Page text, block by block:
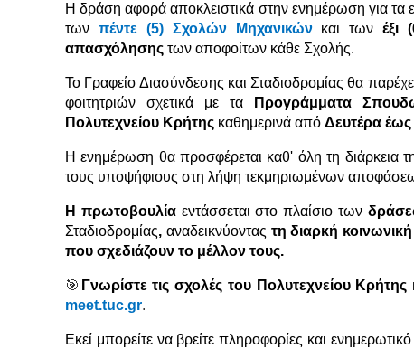
Η δράση αφορά αποκλειστικά στην ενημέρωση για τα
των πέντε (5) Σχολών Μηχανικώνκαι τωνέξι
απασχόλησης των αποφοίτων κάθε Σχολής.
Το Γραφείο Διασύνδεσης και Σταδιοδρομίας θα
φοιτητριών σχετικά με τα
Προγράμματα
Πολυτεχνείου Κρήτης καθημερινά από Δευτέρα
Η ενημέρωση θα προσφέρεται καθ' όλη τη διάρκεια
τους υποψήφιους στη λήψη τεκμηριωμένων
Η πρωτοβουλία εντάσσεται στο πλαίσιο των
Σταδιοδρομίας, αναδεικνύοντας τη διαρκή
που σχεδιάζουν το μέλλον τους.
🎯 Γνωρίστε τις σχολές του Πολυτεχνείου
meet.tuc.gr.
Εκεί μπορείτε να βρείτε πληροφορίες και